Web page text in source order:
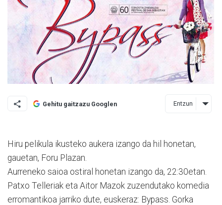
Gehitu gaitzazu Googlen Entzun
Hiru pelikula ikusteko au­kera izango da hil honetan,
gauetan, Foru Plazan.
Aurreneko saioa ostiral honetan izango da, 22:30etan.
Patxo Telleriak eta Aitor Mazok zuzendutako komedia
erromantikoa ja­rri­ko dute, euskeraz: Bypass. Gorka